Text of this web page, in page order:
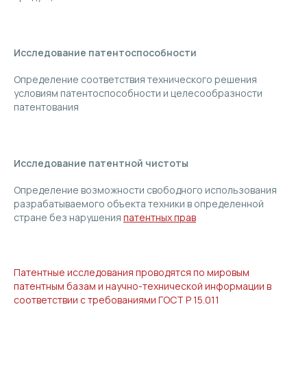
Исследование патентоспособности
Определение соответствия технического решения
условиям патентоспособности и целесообразности
патентования
Исследование патентной чистоты
Определение возможности свободного использования
разрабатываемого объекта техники в определенной
стране без нарушения патентных прав
Патентные исследования проводятся по мировым
патентным базам и научно-технической информации в
соответствии с требованиями ГОСТ Р 15.011